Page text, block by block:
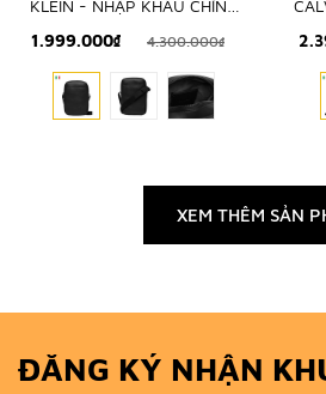
KLEIN - NHẬP KHẨU CHÍNH
HÃNG TỪ Ý
1.999.000₫ 4.300.000₫
XEM THÊM SẢN
ĐĂNG KÝ NHẬN